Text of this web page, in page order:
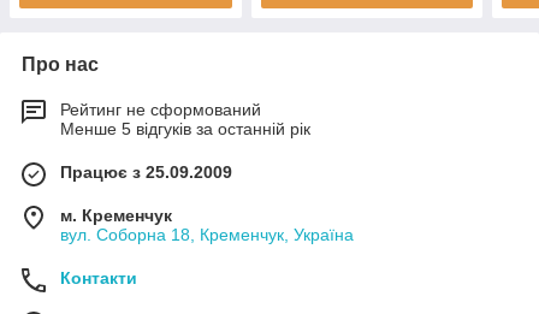
Про нас
Рейтинг не сформований
Менше 5 відгуків за останній рік
Працює з 25.09.2009
м. Кременчук
вул. Соборна 18, Кременчук, Україна
Контакти